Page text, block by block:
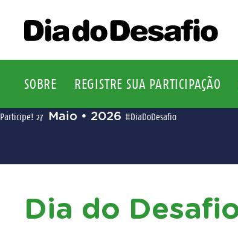
SOBRE REGISTRE SUA PARTICIPAÇÃO
Participe! 27 Maio • 2026 #DiaDoDesafio
Dia do